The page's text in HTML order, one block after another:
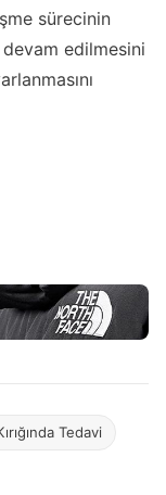
sürecinin
edilmesini
Tedavi